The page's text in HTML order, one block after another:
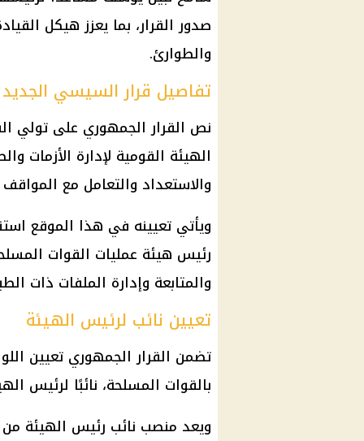
صدور القرار، بما يعزز هيكل
والطوارئ.
تفاصيل قرار السيسي الجديد
نص القرار الجمهوري على تولي
الهيئة القومية لإدارة الأزمات
والاستعداد والتعامل مع
ويأتي تعيينه في هذا الموقع
رئيس هيئة عمليات القوات
والمتابعة وإدارة الملفات ذات
تعيين نائب لرئيس الهيئة
تضمن القرار الجمهوري تعيين
بالقوات المسلحة، نائبًا لرئيس
ويعد منصب نائب رئيس الهيئة